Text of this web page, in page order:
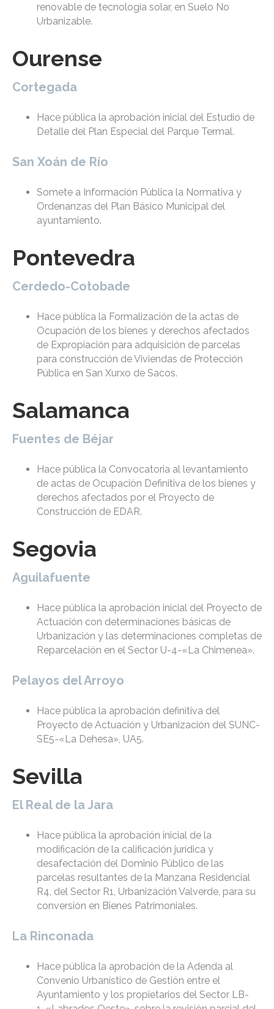
renovable de tecnología solar, en Suelo No
Urbanizable.
Ourense
Cortegada
Hace pública la aprobación inicial del Estudio de
Detalle del Plan Especial del Parque Termal.
San Xoán de Río
Somete a Información Pública la Normativa y
Ordenanzas del Plan Básico Municipal del
ayuntamiento.
Pontevedra
Cerdedo-Cotobade
Hace pública la Formalización de la actas de
Ocupación de los bienes y derechos afectados
de Expropiación para adquisición de parcelas
para construcción de Viviendas de Protección
Pública en San Xurxo de Sacos.
Salamanca
Fuentes de Béjar
Hace pública la Convocatoria al levantamiento
de actas de Ocupación Definitiva de los bienes y
derechos afectados por el Proyecto de
Construcción de EDAR.
Segovia
Aguilafuente
Hace pública la aprobación inicial del Proyecto de
Actuación con determinaciones básicas de
Urbanización y las determinaciones completas de
Reparcelación en el Sector U-4-«La Chimenea».
Pelayos del Arroyo
Hace pública la aprobación definitiva del
Proyecto de Actuación y Urbanización del SUNC-
SE5-«La Dehesa», UA5.
Sevilla
El Real de la Jara
Hace pública la aprobación inicial de la
modificación de la calificación jurídica y
desafectación del Dominio Público de las
parcelas resultantes de la Manzana Residencial
R4, del Sector R1, Urbanización Valverde, para su
conversión en Bienes Patrimoniales.
La Rinconada
Hace pública la aprobación de la Adenda al
Convenio Urbanístico de Gestión entre el
Ayuntamiento y los propietarios del Sector LB-